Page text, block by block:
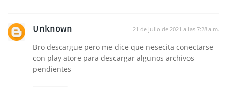
Unknown 21 de julio de 2021 a las 7:28 a.m.
Bro descargue pero me dice que nesecita conectarse
con play atore para descargar algunos archivos
pendientes